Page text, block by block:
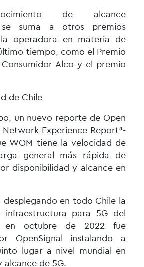
de alcance
se suma a otros premios
operadora en materia de
tiempo, como el Premio
Alco y el premio
de Chile
un nuevo reporte de Open
Network Experience Report”-
WOM tiene la velocidad de
general más rápida de
disponibilidad y alcance en
desplegando en todo Chile la
para 5G del
octubre de 2022 fue
OpenSignal instalando a
lugar a nivel mundial en
alcance de 5G.